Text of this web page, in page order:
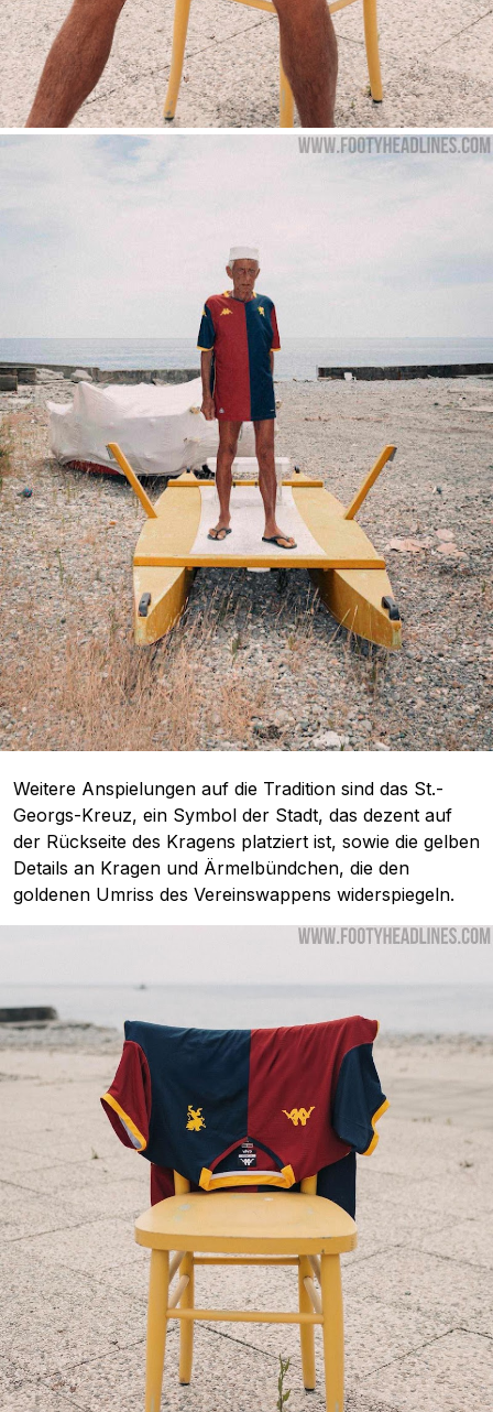
Weitere Anspielungen auf die Tradition sind das St.-
Georgs-Kreuz, ein Symbol der Stadt, das dezent auf
der Rückseite des Kragens platziert ist, sowie die gelben
Details an Kragen und Ärmelbündchen, die den
goldenen Umriss des Vereinswappens widerspiegeln.